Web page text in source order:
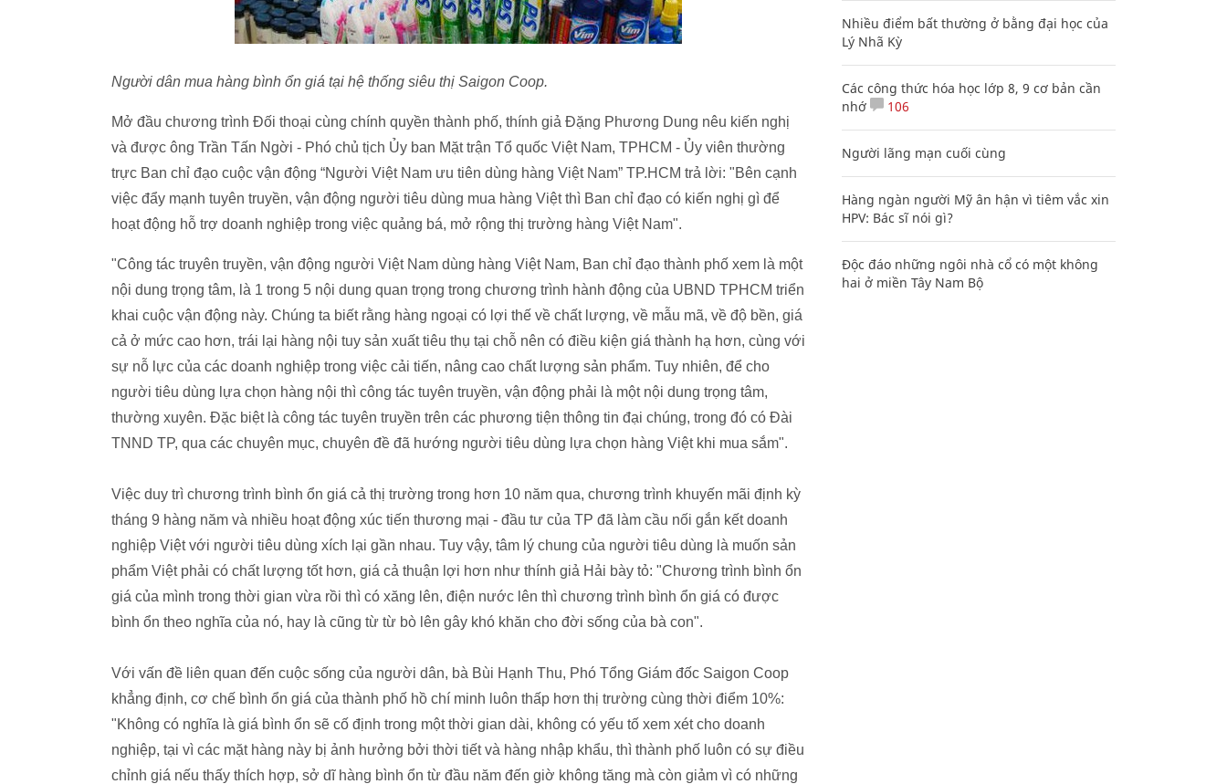
Người dân mua hàng bình ổn giá tại hệ thống siêu thị Saigon Coop.
Mở đầu chương trình Đối thoại cùng chính quyền thành phố, thính giả Đặng Phương Dung nêu kiến nghị
và được ông Trần Tấn Ngời - Phó chủ tịch Ủy ban Mặt trận Tổ quốc Việt Nam, TPHCM - Ủy viên thường
trực Ban chỉ đạo cuộc vận động “Người Việt Nam ưu tiên dùng hàng Việt Nam” TP.HCM trả lời: "Bên cạnh
việc đẩy mạnh tuyên truyền, vận động người tiêu dùng mua hàng Việt thì Ban chỉ đạo có kiến nghị gì để
hoạt động hỗ trợ doanh nghiệp trong việc quảng bá, mở rộng thị trường hàng Việt Nam".
"Công tác truyên truyền, vận động người Việt Nam dùng hàng Việt Nam, Ban chỉ đạo thành phố xem là một
nội dung trọng tâm, là 1 trong 5 nội dung quan trọng trong chương trình hành động của UBND TPHCM triển
khai cuộc vận động này. Chúng ta biết rằng hàng ngoại có lợi thế về chất lượng, về mẫu mã, về độ bền, giá
cả ở mức cao hơn, trái lại hàng nội tuy sản xuất tiêu thụ tại chỗ nên có điều kiện giá thành hạ hơn, cùng với
sự nỗ lực của các doanh nghiệp trong việc cải tiến, nâng cao chất lượng sản phẩm. Tuy nhiên, để cho
người tiêu dùng lựa chọn hàng nội thì công tác tuyên truyền, vận động phải là một nội dung trọng tâm,
thường xuyên. Đặc biệt là công tác tuyên truyền trên các phương tiện thông tin đại chúng, trong đó có Đài
TNND TP, qua các chuyên mục, chuyên đề đã hướng người tiêu dùng lựa chọn hàng Việt khi mua sắm".
Việc duy trì chương trình bình ổn giá cả thị trường trong hơn 10 năm qua, chương trình khuyến mãi định kỳ
tháng 9 hàng năm và nhiều hoạt động xúc tiến thương mại - đầu tư của TP đã làm cầu nối gắn kết doanh
nghiệp Việt với người tiêu dùng xích lại gần nhau. Tuy vậy, tâm lý chung của người tiêu dùng là muốn sản
phẩm Việt phải có chất lượng tốt hơn, giá cả thuận lợi hơn như thính giả Hải bày tỏ: "Chương trình bình ổn
giá của mình trong thời gian vừa rồi thì có xăng lên, điện nước lên thì chương trình bình ổn giá có được
bình ổn theo nghĩa của nó, hay là cũng từ từ bò lên gây khó khăn cho đời sống của bà con".
Với vấn đề liên quan đến cuộc sống của người dân, bà Bùi Hạnh Thu, Phó Tổng Giám đốc Saigon Coop
khẳng định, cơ chế bình ổn giá của thành phố hồ chí minh luôn thấp hơn thị trường cùng thời điểm 10%:
"Không có nghĩa là giá bình ổn sẽ cố định trong một thời gian dài, không có yếu tố xem xét cho doanh
nghiệp, tại vì các mặt hàng này bị ảnh hưởng bởi thời tiết và hàng nhập khẩu, thì thành phố luôn có sự điều
chỉnh giá nếu thấy thích hợp, sở dĩ hàng bình ổn từ đầu năm đến giờ không tăng mà còn giảm vì có những
Nhiều điểm bất thường ở bằng đại học của
Lý Nhã Kỳ
Các công thức hóa học lớp 8, 9 cơ bản cần
nhớ
106
Người lãng mạn cuối cùng
Hàng ngàn người Mỹ ân hận vì tiêm vắc xin
HPV: Bác sĩ nói gì?
Độc đáo những ngôi nhà cổ có một không
hai ở miền Tây Nam Bộ